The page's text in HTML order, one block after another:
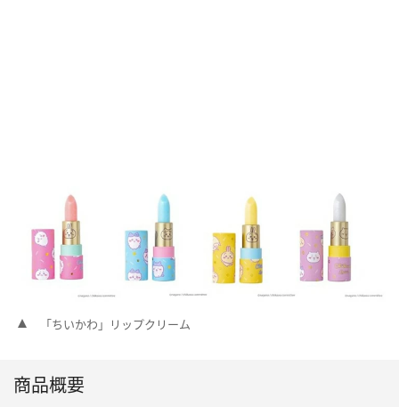
「ちいかわ」リップクリーム
商品概要